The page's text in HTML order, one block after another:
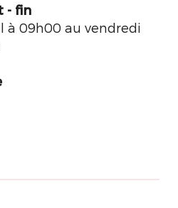
- fin
à 09h00 au vendredi